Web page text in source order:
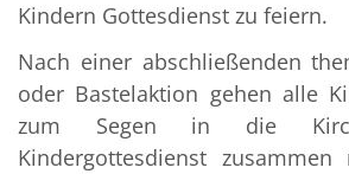
Kindern Gottesdienst zu feiern.
Nach einer abschließenden
oder Bastelaktion gehen alle
zum Segen in die
Kindergottesdienst